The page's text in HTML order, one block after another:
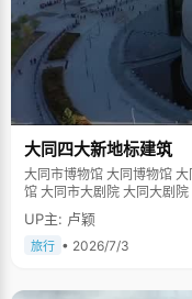
大同四大新地标建筑
大同市博物馆 大同博物馆 大同市美术馆 大同美术馆 大同市图书馆 大同图书
馆 大同市大剧院 大同大剧院
UP主: 卢颖
旅行 • 2026/7/3